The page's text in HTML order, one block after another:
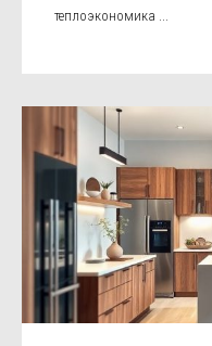
теплоэкономика ...